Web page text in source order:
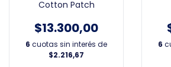
Cotton Patch
$13.300,00
6 cuotas sin interés de
$2.216,67
6